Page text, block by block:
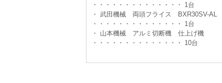
・・・・・・・・・・・・・・
1台
・ 武田機械 両頭フライス BXR30SV-AL
・・・・・・・・・・・・・・
1台
・ 山本機械 アルミ切断機 仕上げ機
・・・・・・・・・・・・・・
10台